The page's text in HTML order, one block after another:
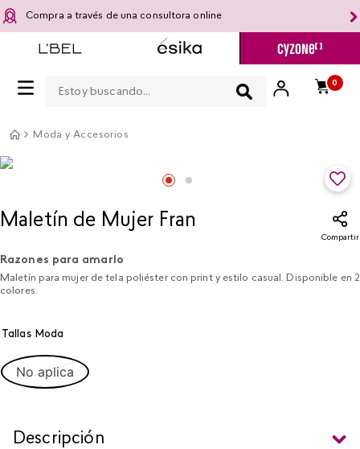
Compra a través de una consultora online
0
Moda y Accesorios
Maletín de Mujer Fran
Compartir
Razones para amarlo
Maletín para mujer de tela poliéster con print y estilo casual. Disponible en 2
colores.
Tallas Moda
No aplica
Descripción